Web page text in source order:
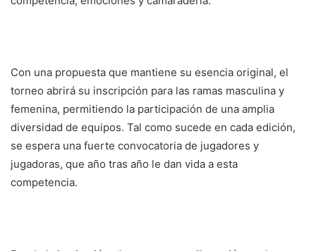
Con una propuesta que mantiene su esencia original, el
torneo abrirá su inscripción para las ramas masculina y
femenina, permitiendo la participación de una amplia
diversidad de equipos. Tal como sucede en cada edición,
se espera una fuerte convocatoria de jugadores y
jugadoras, que año tras año le dan vida a esta
competencia.